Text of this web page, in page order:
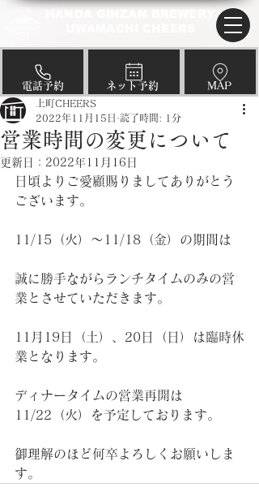
​電話予約 ​ネット予約 ​MAP
営業時間の変更について
上町CHEERS
2022年11月15日
読了時間: 1分
更新日： 2022年11月16日
日頃よりご愛顧賜りましてありがとう
ございます。
11/15（火）～11/18（金）の期間は
誠に勝手ながらランチタイムのみの営
業とさせていただきます。
11月19日（土）、20日（日）は臨時休
業となります。
ディナータイムの営業再開は
11/22（火）を予定しております。
御理解のほど何卒よろしくお願いしま
す。